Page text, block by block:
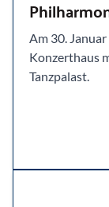
Am 30.
Konzerthaus
Tanzpalast.